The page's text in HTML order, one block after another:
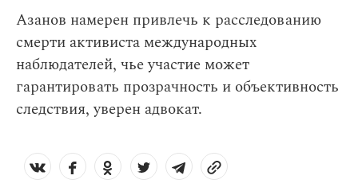
Азанов намерен привлечь к расследованию
смерти активиста международных
наблюдателей, чье участие может
гарантировать прозрачность и объективность
следствия, уверен адвокат.